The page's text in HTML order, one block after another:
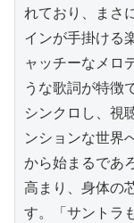
れており、まさ
インが手掛ける
ャッチーなメロ
うな歌詞が特徴
シンクロし、視
ンションな世界
から始まるであ
高まり、身体の
す。「サントラ